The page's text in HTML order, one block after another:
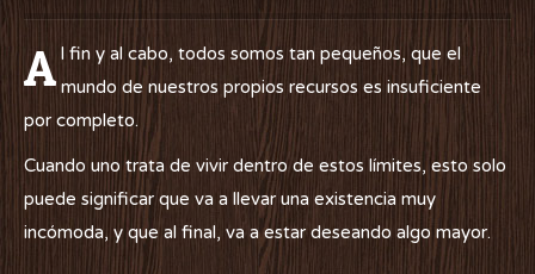
A l fin y al cabo, todos somos tan pequeños, que el
mundo de nuestros propios recursos es insuficiente
por completo.
Cuando uno trata de vivir dentro de estos límites, esto solo
puede significar que va a llevar una existencia muy
incómoda, y que al final, va a estar deseando algo mayor.